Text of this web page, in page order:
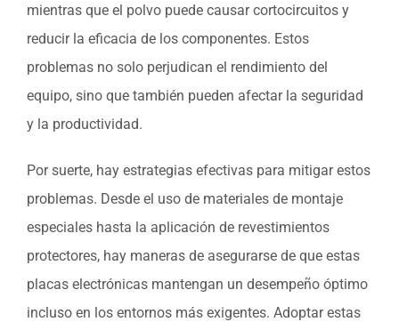
mientras que el polvo puede causar cortocircuitos y
reducir la eficacia de los componentes. Estos
problemas no solo perjudican el rendimiento del
equipo, sino que también pueden afectar la seguridad
y la productividad.
Por suerte, hay estrategias efectivas para mitigar estos
problemas. Desde el uso de materiales de montaje
especiales hasta la aplicación de revestimientos
protectores, hay maneras de asegurarse de que estas
placas electrónicas mantengan un desempeño óptimo
incluso en los entornos más exigentes. Adoptar estas